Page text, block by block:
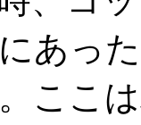
あっ
ここ